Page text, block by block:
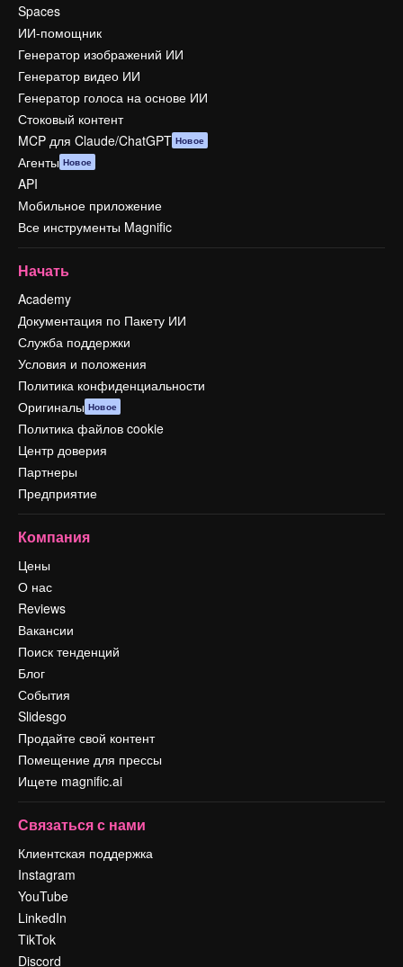
Spaces
ИИ-помощник
Генератор изображений ИИ
Генератор видео ИИ
Генератор голоса на основе ИИ
Стоковый контент
MCP для Claude/ChatGPT Новое
Агенты Новое
API
Мобильное приложение
Все инструменты Magnific
Начать
Academy
Документация по Пакету ИИ
Служба поддержки
Условия и положения
Политика конфиденциальности
Оригиналы Новое
Политика файлов cookie
Центр доверия
Партнеры
Предприятие
Компания
Цены
О нас
Reviews
Вакансии
Поиск тенденций
Блог
События
Slidesgo
Продайте свой контент
Помещение для прессы
Ищете magnific.ai
Связаться с нами
Клиентская поддержка
Instagram
YouTube
LinkedIn
TikTok
Discord